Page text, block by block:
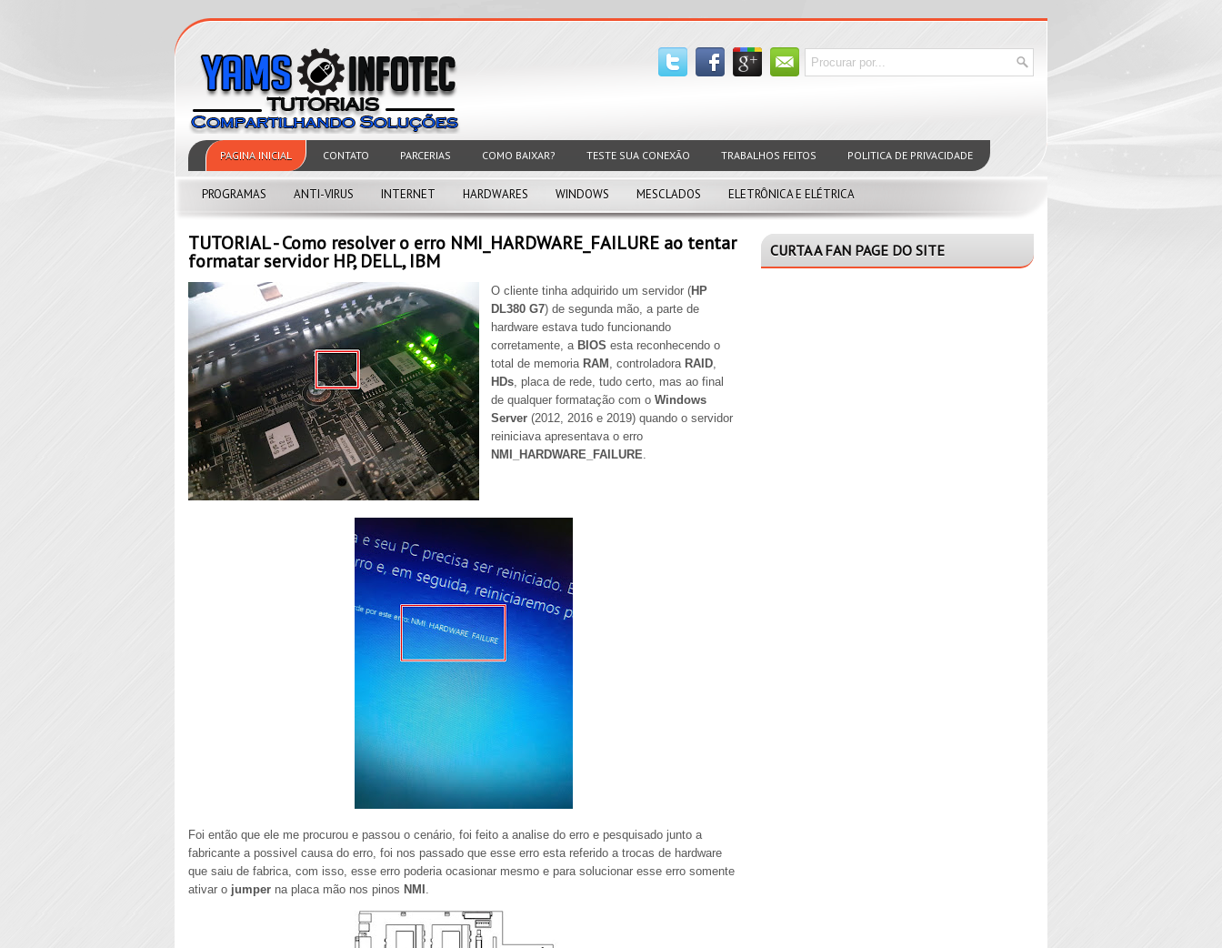
PAGINA INICIAL CONTATO PARCERIAS COMO BAIXAR? TESTE SUA CONEXÃO TRABALHOS FEITOS POLITICA DE PRIVACIDADE
PROGRAMAS ANTI-VIRUS INTERNET HARDWARES WINDOWS MESCLADOS ELETRÔNICA E ELÉTRICA
TUTORIAL - Como resolver o erro NMI_HARDWARE_FAILURE ao tentar
formatar servidor HP, DELL, IBM
O cliente tinha adquirido um servidor (HP
DL380 G7) de segunda mão, a parte de
hardware estava tudo funcionando
corretamente, a BIOS esta reconhecendo o
total de memoria RAM , controladora RAID,
HDs, placa de rede, tudo certo, mas ao final
de qualquer formatação com o Windows
Server (2012, 2016 e 2019) quando o servidor
reiniciava apresentava o erro
NMI_HARDWARE_FAILURE.
Foi então que ele me procurou e passou o cenário, foi feito a analise do erro e pesquisado junto a
fabricante a possivel causa do erro, foi nos passado que esse erro esta referido a trocas de hardware
que saiu de fabrica, com isso, esse erro poderia ocasionar mesmo e para solucionar esse erro somente
ativar o jumper na placa mão nos pinos NMI .
CURTA A FAN PAGE DO SITE